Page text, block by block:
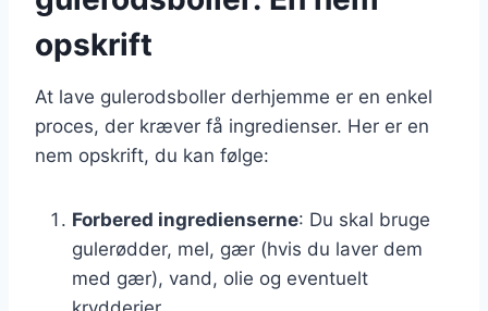
opskrift
At lave gulerodsboller derhjemme er en enkel
proces, der kræver få ingredienser. Her er en
nem opskrift, du kan følge:
Forbered ingredienserne: Du skal bruge
gulerødder, mel, gær (hvis du laver dem
med gær), vand, olie og eventuelt